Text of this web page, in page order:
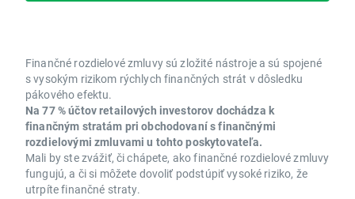
Finančné rozdielové zmluvy sú zložité nástroje a sú spojené
s vysokým rizikom rýchlych finančných strát v dôsledku
pákového efektu.
Na 77 % účtov retailových investorov dochádza k
finančným stratám pri obchodovaní s finančnými
rozdielovými zmluvami u tohto poskytovateľa.
Mali by ste zvážiť, či chápete, ako finančné rozdielové zmluvy
fungujú, a či si môžete dovoliť podstúpiť vysoké riziko, že
utrpíte finančné straty.